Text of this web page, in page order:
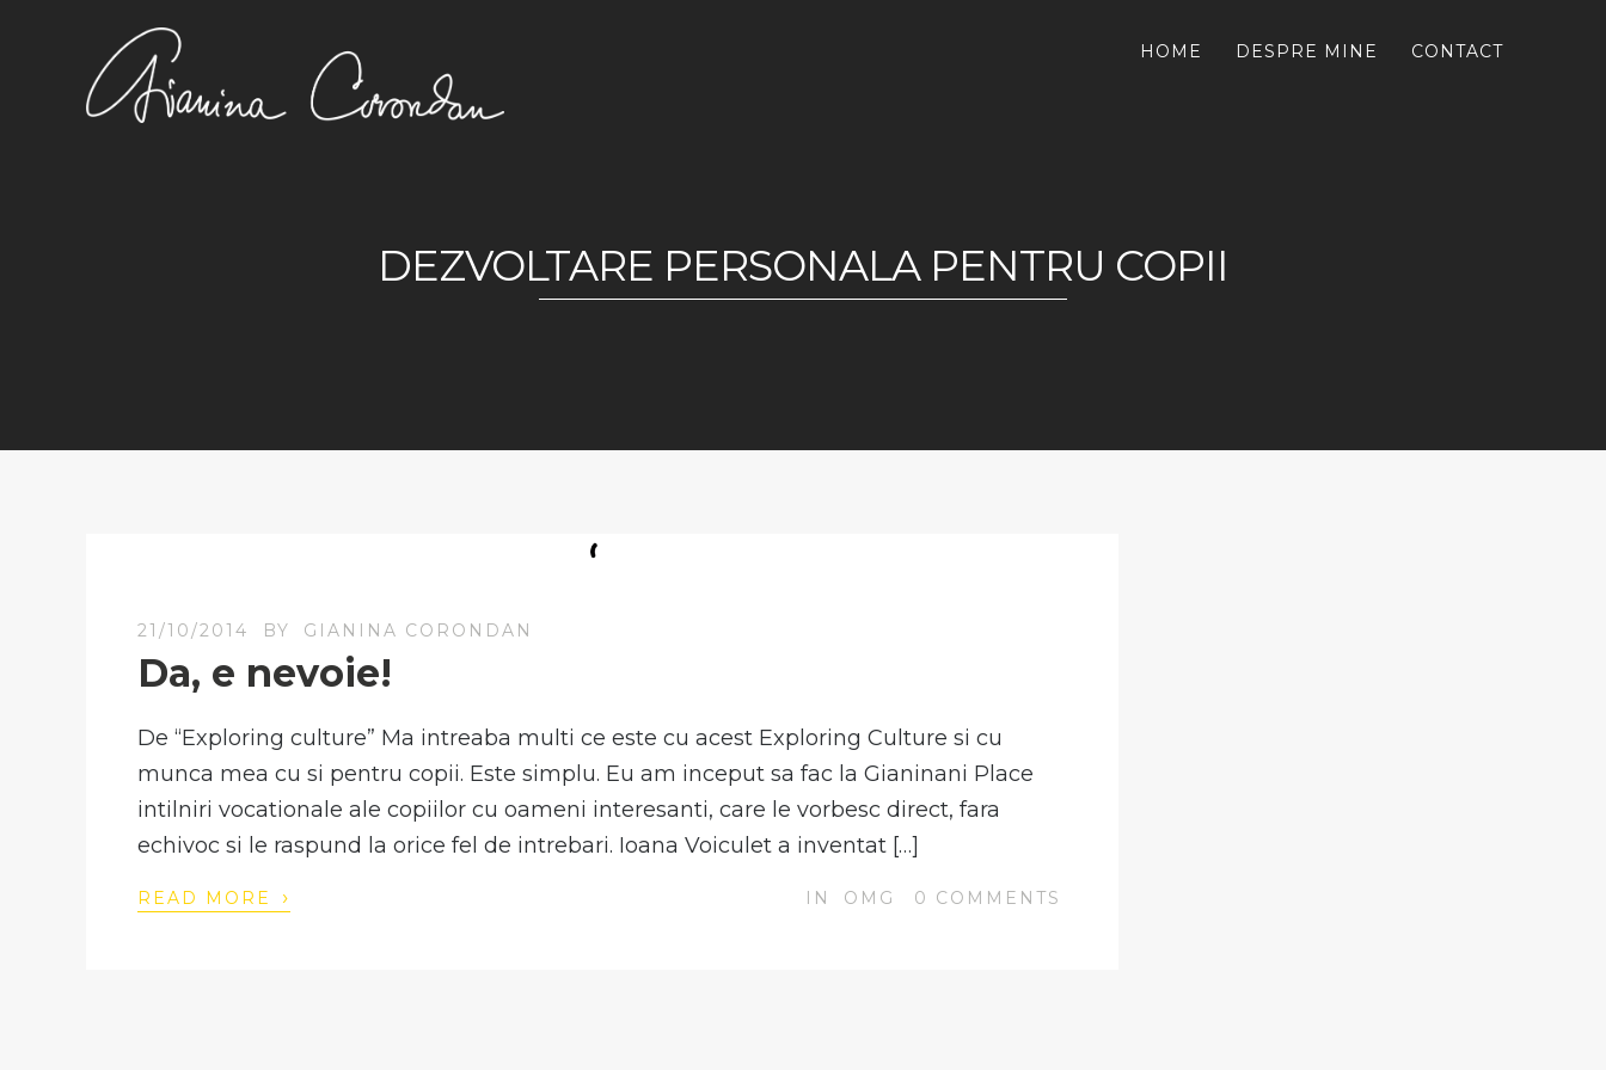
HOME DESPRE MINE CONTACT
DEZVOLTARE PERSONALA PENTRU COPII
21/10/2014 BY GIANINA CORONDAN
Da, e nevoie!
De “Exploring culture” Ma intreaba multi ce este cu acest Exploring Culture si cu
munca mea cu si pentru copii. Este simplu. Eu am inceput sa fac la Gianinani Place
intilniri vocationale ale copiilor cu oameni interesanti, care le vorbesc direct, fara
echivoc si le raspund la orice fel de intrebari. Ioana Voiculet a inventat […]
READ MORE › IN OMG 0 COMMENTS